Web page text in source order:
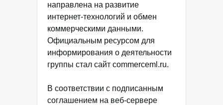
направлена на развитие
интернет-технологий и обмен
коммерческими данными.
Официальным ресурсом для
информирования о деятельности
группы стал сайт commerceml.ru.
В соответствии с подписанным
соглашением на веб-сервере